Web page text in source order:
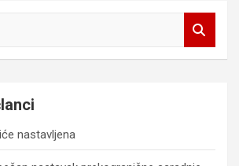
nastavljena